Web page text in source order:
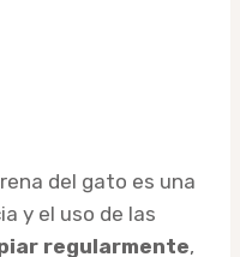
del gato es una
y el uso de las
regularmente,